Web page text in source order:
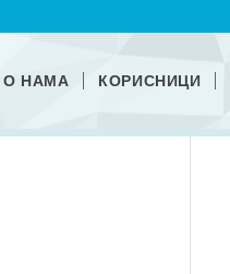
О НАМА КОРИСНИЦИ